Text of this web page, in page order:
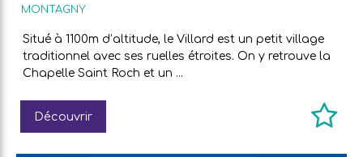
MONTAGNY
Situé à 1100m d’altitude, le Villard est un petit village
traditionnel avec ses ruelles étroites. On y retrouve la
Chapelle Saint Roch et un ...
Découvrir